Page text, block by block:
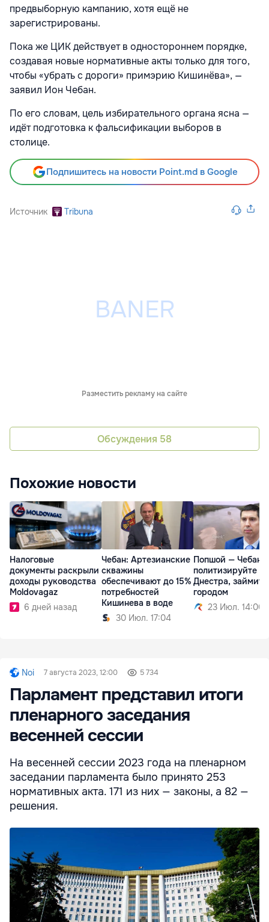
предвыборную кампанию, хотя ещё не
зарегистрированы.
Пока же ЦИК действует в одностороннем порядке,
создавая новые нормативные акты только для того,
чтобы «убрать с дороги» примэрию Кишинёва», —
заявил Ион Чебан.
По его словам, цель избирательного органа ясна —
идёт подготовка к фальсификации выборов в
столице.
Подпишитесь на новости Point.md в Google
Источник Tribuna
Разместить рекламу на сайте
Обсуждения 58
Похожие новости
Налоговые
документы раскрыли
доходы руководства
Moldovagaz
6 дней назад
Чебан: Артезианские
скважины
обеспечивают до 15%
потребностей
Кишинева в воде
30 Июл. 17:04
Попшой —
политизируйте
Днестра,
городом
23 Июл. 14:00
Noi 7 августа 2023, 12:00 5 734
Парламент представил итоги
пленарного заседания
весенней сессии
На весенней сессии 2023 года на пленарном
заседании парламента было принято 253
нормативных акта. 171 из них — законы, а 82 —
решения.